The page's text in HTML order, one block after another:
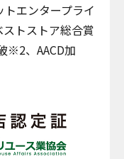
エンタープライ
トストア総合賞
※2、AACD加